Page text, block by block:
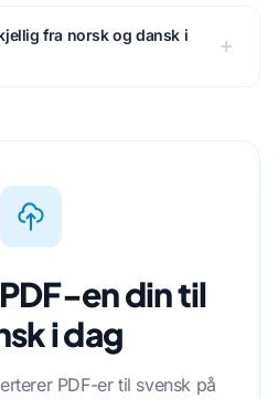
fra norsk og dansk i
en din til
i dag
PDF-er til svensk på